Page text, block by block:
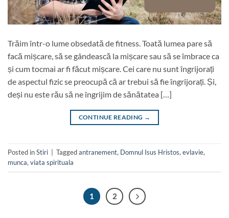
Trăim într-o lume obsedată de fitness. Toată lumea pare să
facă mișcare, să se gândească la mișcare sau să se îmbrace ca
și cum tocmai ar fi făcut mișcare. Cei care nu sunt îngrijorați
de aspectul fizic se preocupă că ar trebui să fie îngrijorați. Și,
deși nu este rău să ne îngrijim de sănătatea […]
CONTINUE READING →
Posted inStiri Taggedantranement, Domnul Isus Hristos, evlavie,
munca, viata spirituala
1 2